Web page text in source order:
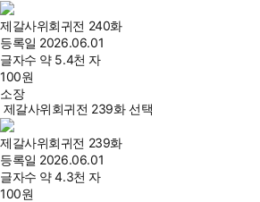
제갈사위회귀전 240화
등록일 2026.06.01
글자수 약 5.4천 자
100원
소장
제갈사위회귀전 239화 선택
제갈사위회귀전 239화
등록일 2026.06.01
글자수 약 4.3천 자
100원